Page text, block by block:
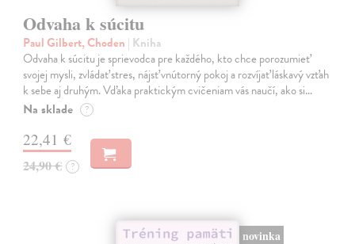
Odvaha k súcitu
Paul Gilbert, Choden | Kniha
Odvaha k súcitu je sprievodca pre každého, kto chce porozumieť
svojej mysli, zvládať stres, nájsť vnútorný pokoj a rozvíjať láskavý vzťah
k sebe aj druhým. Vďaka praktickým cvičeniam vás naučí, ako si…
Na sklade ?
22,41 €
24,90 € ?
novinka